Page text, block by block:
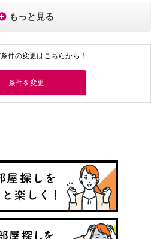
もっと見る
件の変更はこちらから！
条件を変更